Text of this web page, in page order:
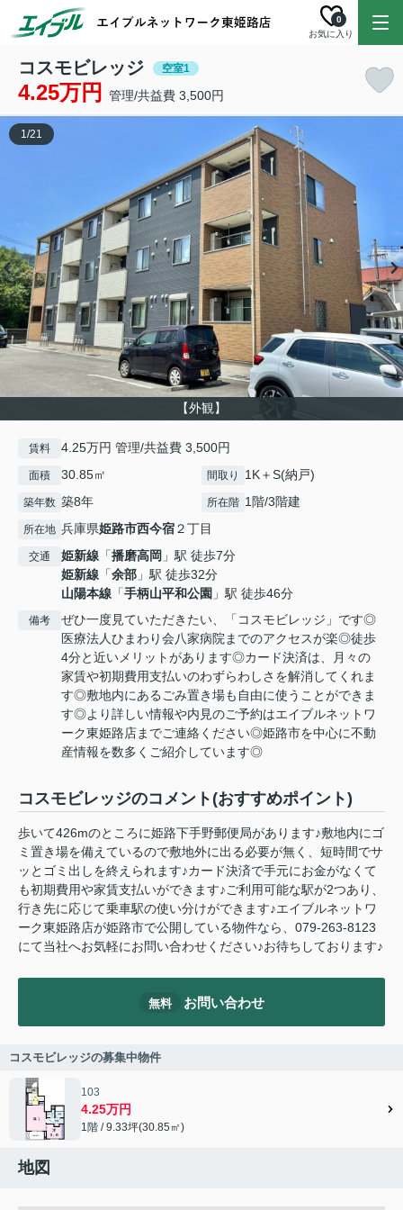
お気に入り
0
コスモビレッジ 空室1
4.25万円 管理/共益費 3,500円
【外観】
1/21
賃料 4.25万円 管理/共益費 3,500円
面積 30.85㎡ 間取り 1K＋S(納戸)
築年数 築8年 所在階 1階/3階建
所在地 兵庫県姫路市西今宿２丁目
交通 姫新線 「播磨高岡 」駅 徒歩7分
姫新線 「余部 」駅 徒歩32分
山陽本線 「手柄山平和公園 」駅 徒歩46分
備考
ぜひ一度見ていただきたい、「コスモビレッジ」です◎
医療法人ひまわり会八家病院までのアクセスが楽◎徒歩
4分と近いメリットがあります◎カード決済は、月々の
家賃や初期費用支払いのわずらわしさを解消してくれま
す◎敷地内にあるごみ置き場も自由に使うことができま
す◎より詳しい情報や内見のご予約はエイブルネットワ
ーク東姫路店までご連絡ください◎姫路市を中心に不動
産情報を数多くご紹介しています◎
コスモビレッジのコメント(おすすめポイント)
歩いて426mのところに姫路下手野郵便局があります♪敷地内にゴ
ミ置き場を備えているので敷地外に出る必要が無く、短時間でサ
ッとゴミ出しを終えられます♪カード決済で手元にお金がなくて
も初期費用や家賃支払いができます♪ご利用可能な駅が2つあり、
行き先に応じて乗車駅の使い分けができます♪エイブルネットワ
ーク東姫路店が姫路市で公開している物件なら、079-263-8123
にて当社へお気軽にお問い合わせください♪お待ちしております♪
無料 お問い合わせ
コスモビレッジの募集中物件
103
4.25万円
1階 / 9.33坪(30.85㎡)
地図